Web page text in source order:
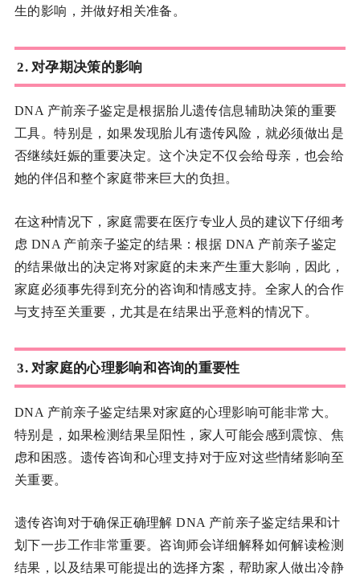
生的影响，并做好相关准备。
2. 对孕期决策的影响
DNA 产前亲子鉴定是根据胎儿遗传信息辅助决策的重要
工具。特别是，如果发现胎儿有遗传风险，就必须做出是
否继续妊娠的重要决定。这个决定不仅会给母亲，也会给
她的伴侣和整个家庭带来巨大的负担。
在这种情况下，家庭需要在医疗专业人员的建议下仔细考
虑 DNA 产前亲子鉴定的结果：根据 DNA 产前亲子鉴定
的结果做出的决定将对家庭的未来产生重大影响，因此，
家庭必须事先得到充分的咨询和情感支持。全家人的合作
与支持至关重要，尤其是在结果出乎意料的情况下。
3. 对家庭的心理影响和咨询的重要性
DNA 产前亲子鉴定结果对家庭的心理影响可能非常大。
特别是，如果检测结果呈阳性，家人可能会感到震惊、焦
虑和困惑。遗传咨询和心理支持对于应对这些情绪影响至
关重要。
遗传咨询对于确保正确理解 DNA 产前亲子鉴定结果和计
划下一步工作非常重要。咨询师会详细解释如何解读检测
结果，以及结果可能提出的选择方案，帮助家人做出冷静